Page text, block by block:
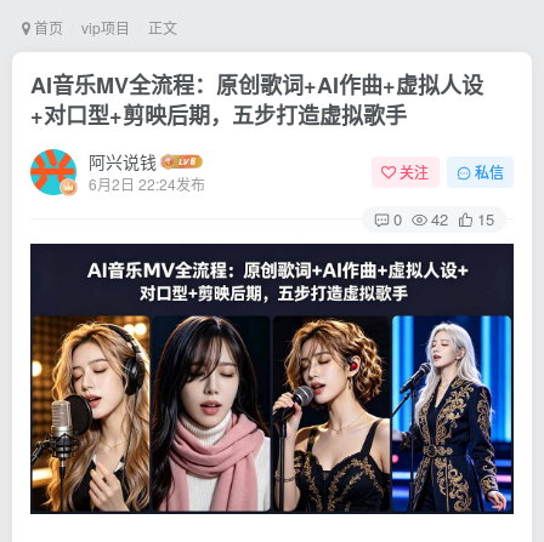
首页 vip项目 正文
AI音乐MV全流程：原创歌词+AI作曲+虚拟人设
+对口型+剪映后期，五步打造虚拟歌手
阿兴说钱
6月2日 22:24发布
关注 私信
0 42 15